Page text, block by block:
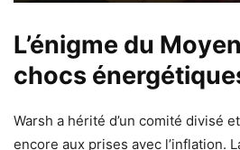
L’énigme du
chocs
Warsh a hérité d’un comité divisé
encore aux prises avec l’inflation.